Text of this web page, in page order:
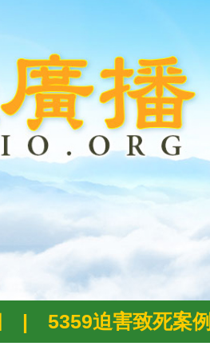
| 5359迫害致死案例